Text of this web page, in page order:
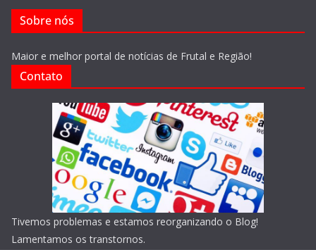
Sobre nós
Maior e melhor portal de notícias de Frutal e Região!
Contato
Tivemos problemas e estamos reorganizando o Blog!
Lamentamos os transtornos.